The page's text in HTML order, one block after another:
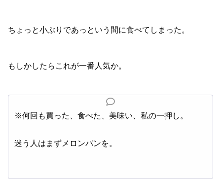
ちょっと小ぶりであっという間に食べてしまった。
もしかしたらこれが一番人気か。
※何回も買った、食べた、美味い、私の一押し。
迷う人はまずメロンパンを。